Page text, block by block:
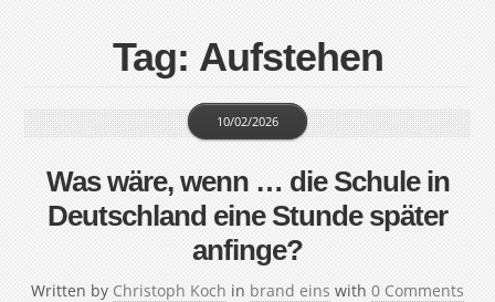
Tag: Aufstehen
Was wäre, wenn … die Schule in
Deutschland eine Stunde später
anfinge?
Written by Christoph Koch
10/02/2026
in brand eins with 0 Comments